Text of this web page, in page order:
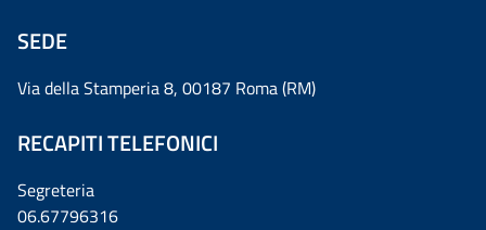
SEDE
Via della Stamperia 8, 00187 Roma (RM)
RECAPITI TELEFONICI
Segreteria
06.67796316